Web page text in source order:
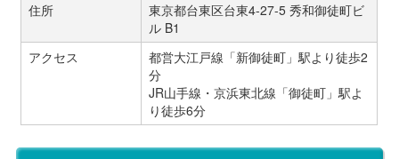
住所
東京都台東区台東4-27-5 秀和御徒町ビ
ル B1
アクセス
都営大江戸線「新御徒町」駅より徒歩2
分
JR山手線・京浜東北線「御徒町」駅よ
り徒歩6分